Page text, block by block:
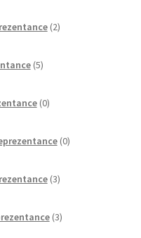
2izdelka
5izdelkov
0izdelkov
0izdelkov
3izdelki
3izdelki